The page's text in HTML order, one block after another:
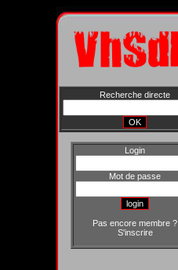
Recherche directe
Login
Mot de passe
Pas encore membre ?
S'inscrire